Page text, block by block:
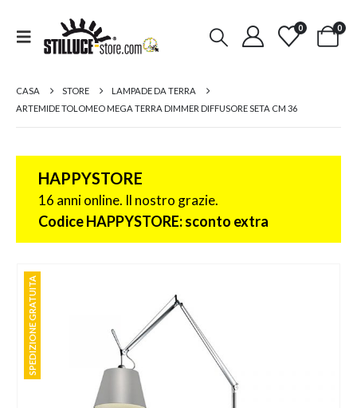
0 0
CASA STORE
LAMPADE DA TERRA
ARTEMIDE TOLOMEO MEGA TERRA DIMMER DIFFUSORE SETA CM 36
HAPPYSTORE
16 anni online. Il nostro grazie.
Codice HAPPYSTORE: sconto extra
SPEDIZIONE GRATUITA
SPEDIZIONE GRATUITA